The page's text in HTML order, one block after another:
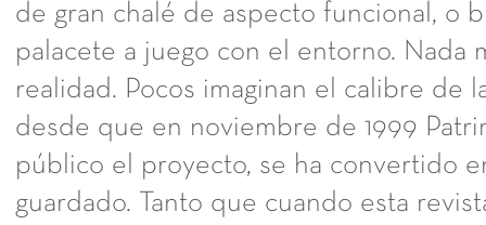
de gran chalé de aspecto funcional, o
palacete a juego con el entorno. Nada
realidad. Pocos imaginan el calibre de
desde que en noviembre de 1999
público el proyecto, se ha convertido
guardado. Tanto que cuando esta